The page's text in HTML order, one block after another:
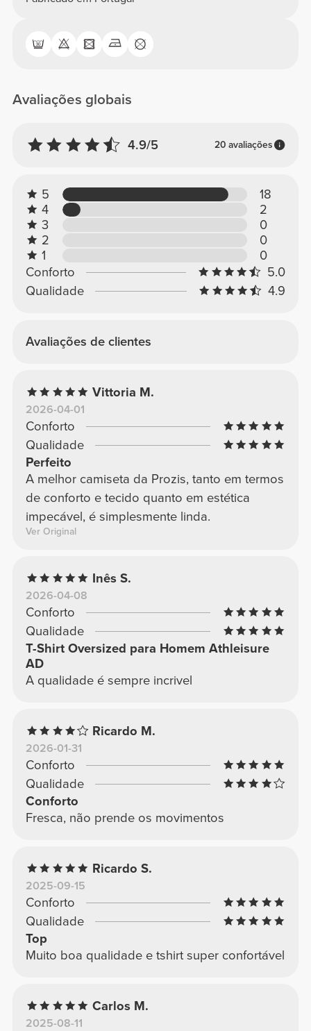
Avaliações globais
4.9/5 20 avaliações
5
18
4
2
3
0
2
0
1
0
Conforto
5.0
Qualidade
4.9
Avaliações de clientes
Vittoria M.
2026-04-01
Conforto
Qualidade
Perfeito
A melhor camiseta da Prozis, tanto em termos
de conforto e tecido quanto em estética
impecável, é simplesmente linda.
Ver Original
Inês S.
2026-04-08
Conforto
Qualidade
T-Shirt Oversized para Homem Athleisure
AD
A qualidade é sempre incrivel
Ricardo M.
2026-01-31
Conforto
Qualidade
Conforto
Fresca, não prende os movimentos
Ricardo S.
2025-09-15
Conforto
Qualidade
Top
Muito boa qualidade e tshirt super confortável
Carlos M.
2025-08-11